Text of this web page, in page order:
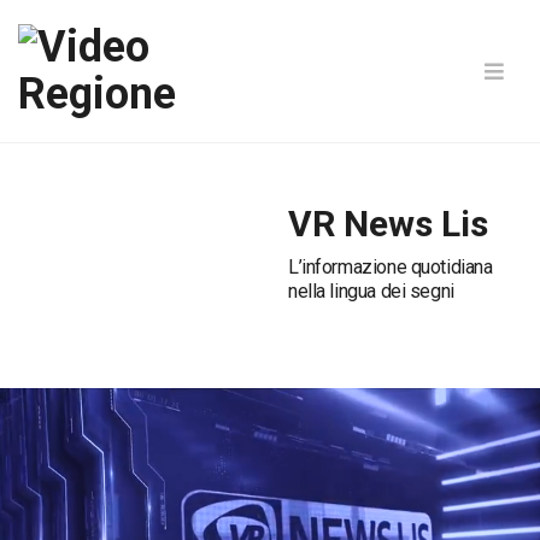
VR News Lis
L’informazione quotidiana
nella lingua dei segni